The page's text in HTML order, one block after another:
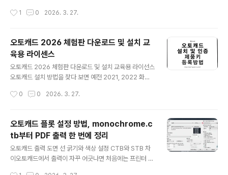
르고 들어가면 PGP 파일만 수정해놓고 왜 Ctrl 키가 안
그대로 들어오거나 블록이 갱신되지 않는 경우가 있습니
경우가 많습니다.즉, 블록 이름은 같은데 내용이 다른 상태
라면 복사해 온 새 블록이 우선 적용되지 않고, 현재 도면
안에 이미 있던 블록 정의가 계속 쓰입니다. 특히 동적 블록
이나 회사 템플릿에서 가져온 블록을 여러 도면 사이에 옮
조건 다시 그리기보다, 먼저 블록 이름 충돌부터 정리하는
1 0 2026. 3. 27.
오토캐드 2026 체험판 다운로드 및 설치 교
육용 라이센스
오토캐드 2026 체험판 다운로드 및 설치 교육용 라이선스
오토캐드 설치 방법을 찾다 보면 예전 2021, 2022 화면
계정 확인 방식이 예전과 조금 달라졌습니다. 그래서 아래
가장 많이 헷갈리는 부분부터 보면, 현재 오토캐드는 Auto
desk 공식 홈페이지에서 정식 체험판을 내려받을 수 있
고, 학생이나 교사는 Education plan을 통해 교육 목적
범위 안에서 무료로 사용할 수 있습니다. 예전 글처럼 30
일 체험판으로 안내된 경우가 아직 남아 있지만, 지금 기준
0 0 2026. 3. 27.
오토캐드 플롯 설정 방법, monochrome.c
tb부터 PDF 출력 한 번에 정리
오토캐드 출력 도면 선 굵기와 색상 설정 CTB와 STB 차
이오토캐드에서 출력이 자꾸 어긋나면 처음에는 프린터 문